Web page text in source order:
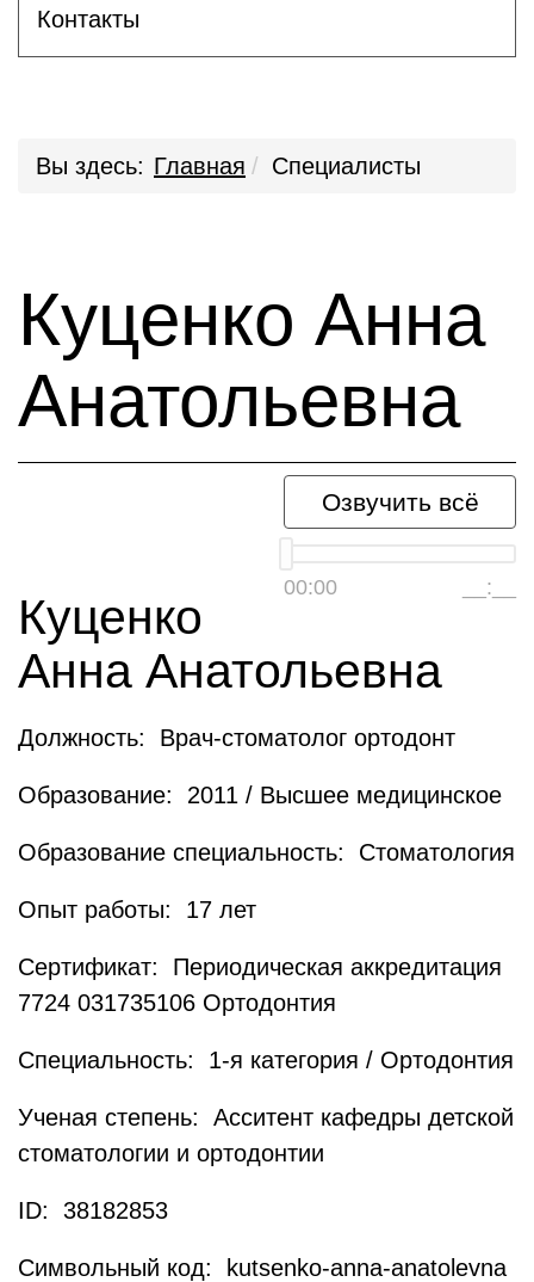
Контакты
Вы здесь: Главная Специалисты
Куценко Анна
Анатольевна
Озвучить всё
00:00 __:__
Куценко
Анна Анатольевна
Должность: Врач-стоматолог ортодонт
Образование: 2011 / Высшее медицинское
Образование специальность: Стоматология
Опыт работы: 17 лет
Сертификат: Периодическая аккредитация
7724 031735106 Ортодонтия
Специальность: 1-я категория / Ортодонтия
Ученая степень: Асситент кафедры детской
стоматологии и ортодонтии
ID: 38182853
Символьный код: kutsenko-anna-anatolevna